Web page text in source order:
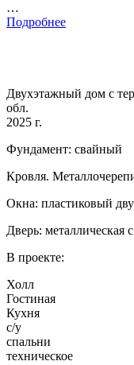
…
Подробнее
Двухэтажный дом с
обл.
2025 г.
Фундамент: свайный
Кровля.
Окна: пластиковый
Дверь: металлическая
В проекте:
Холл
Гостиная
Кухня
с/у
спальни
техническое